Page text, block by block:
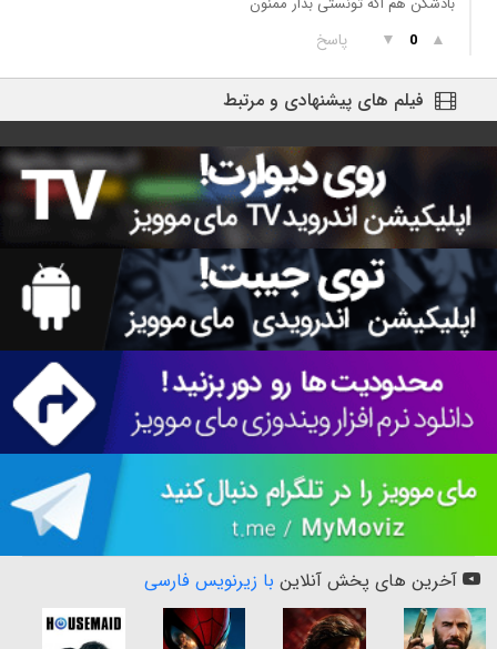
▲
0
▼ پاسخ
فیلم های پیشنهادی و مرتبط
آخرین های پخش آنلاین با زیرنویس فارسی